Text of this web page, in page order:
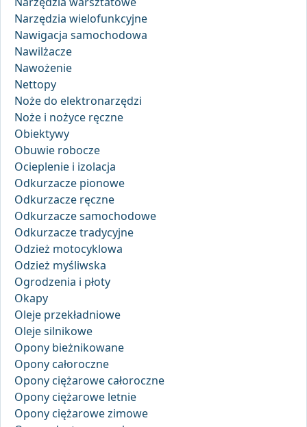
Narzędzia wielofunkcyjne
Nawigacja samochodowa
Nawilżacze
Nawożenie
Nettopy
Noże do elektronarzędzi
Noże i nożyce ręczne
Obiektywy
Obuwie robocze
Ocieplenie i izolacja
Odkurzacze pionowe
Odkurzacze ręczne
Odkurzacze samochodowe
Odkurzacze tradycyjne
Odzież motocyklowa
Odzież myśliwska
Ogrodzenia i płoty
Okapy
Oleje przekładniowe
Oleje silnikowe
Opony bieżnikowane
Opony całoroczne
Opony ciężarowe całoroczne
Opony ciężarowe letnie
Opony ciężarowe zimowe